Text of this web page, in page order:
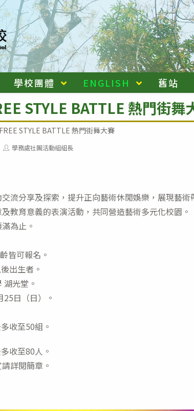
學校團體 ENGLISH 舊站
STYLE BATTLE 熱門街舞
STYLE BATTLE 熱門街舞大賽
Post學務處社團活動組組長
流分享及探索，提升正向藝術休閒娛樂，展現藝術
教育意義的表演活動，共同營造藝術多元化校園。
為止。
皆可報名。
出生者。
光堂。
日（日）。
收至50組。
收至80人。
詳閱簡章。